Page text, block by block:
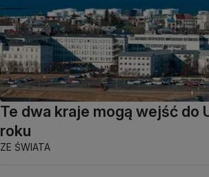
Te dwa kraje mogą wejść do
roku
ZE ŚWIATA